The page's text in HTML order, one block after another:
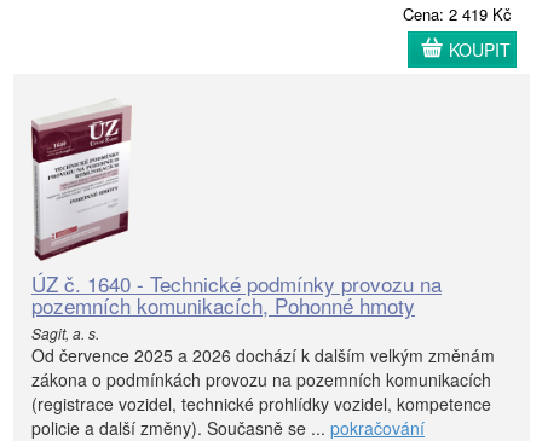
Cena: 2 419 Kč
KOUPIT
ÚZ č. 1640 - Technické podmínky provozu na
pozemních komunikacích, Pohonné hmoty
Sagit, a. s.
Od července 2025 a 2026 dochází k dalším velkým změnám
zákona o podmínkách provozu na pozemních komunikacích
(registrace vozidel, technické prohlídky vozidel, kompetence
policie a další změny). Současně se ... pokračování